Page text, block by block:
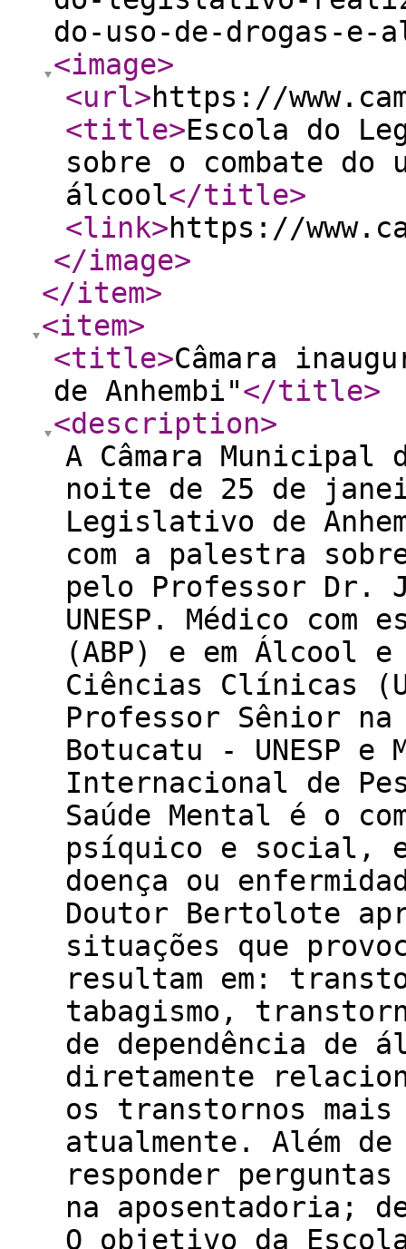
do-uso-de-drogas-e-
<image>
<url>https://
<title>Escola do
sobre o combate do
álcool</title>
<link>https://
</image>
</item>
<item>
<title>Câmara
de Anhembi"</title>
<description>
A Câmara Municipal
noite de 25 de
Legislativo de
com a palestra
pelo Professor Dr.
UNESP. Médico
(ABP) e em Álcool e
Ciências Clínicas
Professor Sênior na
Botucatu - UNESP e
Internacional de
Saúde Mental é o
psíquico e social, e
doença ou
Doutor Bertolote
situações que
resultam em:
tabagismo,
de dependência de
diretamente
os transtornos
atualmente. Além
responder
na aposentadoria;
O objetivo da